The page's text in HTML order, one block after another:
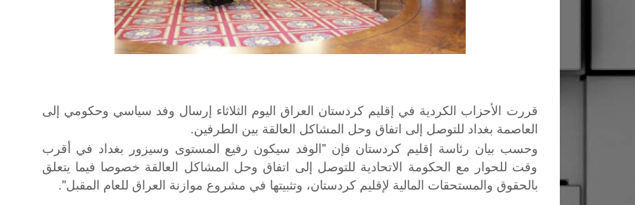
قررت الأحزاب الكردية في إقليم كردستان العراق اليوم الثلاثاء إرسال وفد سياسي وحكومي إلى
العاصمة بغداد للتوصل إلى اتفاق وحل المشاكل العالقة بين الطرفين.
وحسب بيان رئاسة إقليم كردستان فإن "الوفد سيكون رفيع المستوى وسيزور بغداد في أقرب
وقت للحوار مع الحكومة الاتحادية للتوصل إلى اتفاق وحل المشاكل العالقة خصوصا فيما يتعلق
بالحقوق والمستحقات المالية لإقليم كردستان، وتثبيتها في مشروع موازنة العراق للعام المقبل".